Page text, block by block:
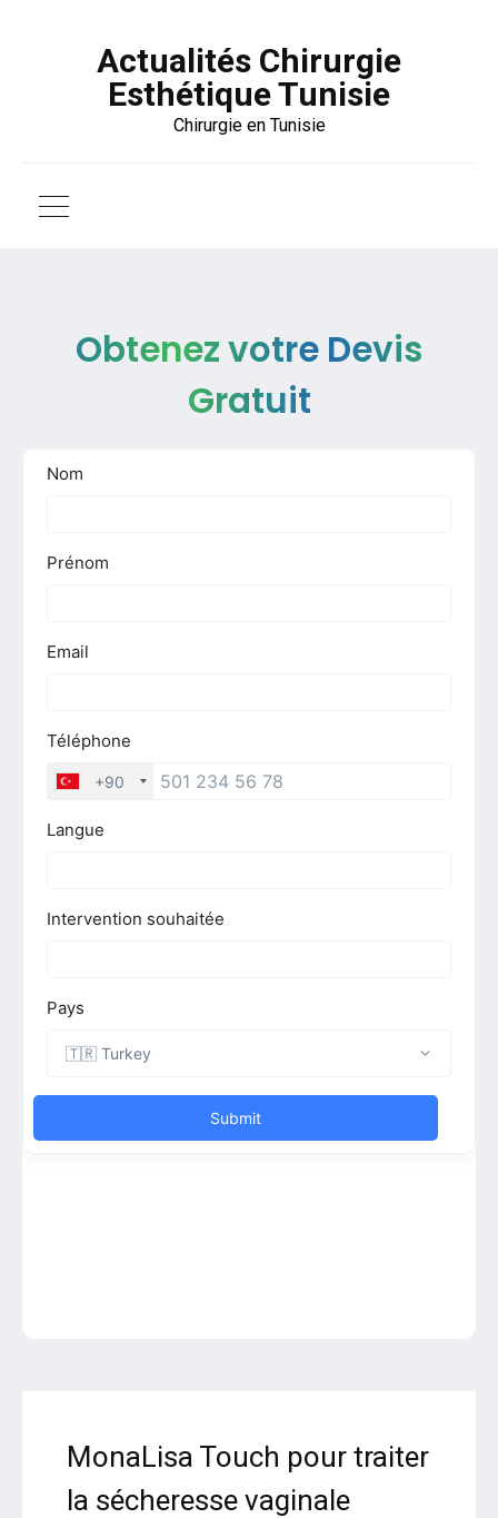
Actualités Chirurgie
Esthétique Tunisie
Chirurgie en Tunisie
Obtenez votre Devis
Gratuit
MonaLisa Touch pour traiter
la sécheresse vaginale